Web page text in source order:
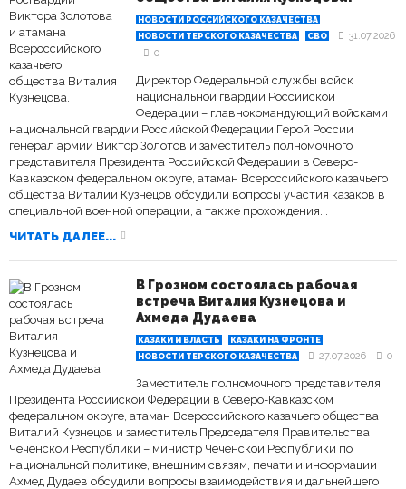
НОВОСТИ РОССИЙСКОГО КАЗАЧЕСТВА
НОВОСТИ ТЕРСКОГО КАЗАЧЕСТВА
СВО
31.07.2026
0
Директор Федеральной службы войск
национальной гвардии Российской
Федерации – главнокомандующий войсками
национальной гвардии Российской Федерации Герой России
генерал армии Виктор Золотов и заместитель полномочного
представителя Президента Российской Федерации в Северо-
Кавказском федеральном округе, атаман Всероссийского казачьего
общества Виталий Кузнецов обсудили вопросы участия казаков в
специальной военной операции, а также прохождения...
ЧИТАТЬ ДАЛЕЕ...
В Грозном состоялась рабочая
встреча Виталия Кузнецова и
Ахмеда Дудаева
КАЗАКИ И ВЛАСТЬ
КАЗАКИ НА ФРОНТЕ
НОВОСТИ ТЕРСКОГО КАЗАЧЕСТВА
27.07.2026 0
Заместитель полномочного представителя
Президента Российской Федерации в Северо-Кавказском
федеральном округе, атаман Всероссийского казачьего общества
Виталий Кузнецов и заместитель Председателя Правительства
Чеченской Республики – министр Чеченской Республики по
национальной политике, внешним связям, печати и информации
Ахмед Дудаев обсудили вопросы взаимодействия и дальнейшего